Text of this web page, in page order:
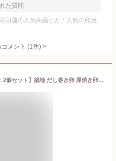
た質問
司屋の人気商品など！人気の卵焼
メント (1件) >
送料無料【つきじ 丸武 卵焼き 2個セット】築地 だし巻き卵 厚焼き卵 玉子焼き たまご サンド お弁当 お取り寄せ 厚焼き玉子 丸武 卵焼き まるたけ 卵焼き 築地厚焼き玉子